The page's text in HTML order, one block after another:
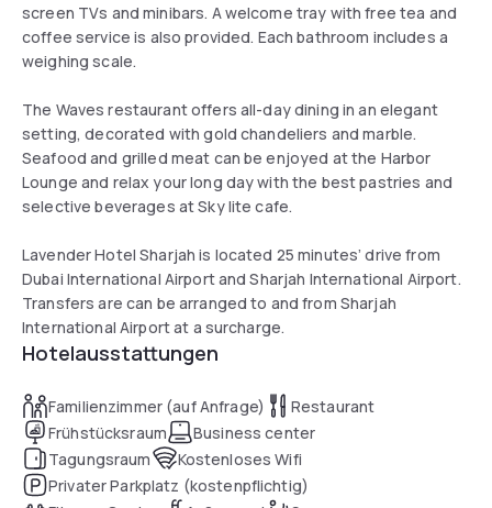
screen TVs and minibars. A welcome tray with free tea and
coffee service is also provided. Each bathroom includes a
weighing scale.
The Waves restaurant offers all-day dining in an elegant
setting, decorated with gold chandeliers and marble.
Seafood and grilled meat can be enjoyed at the Harbor
Lounge and relax your long day with the best pastries and
selective beverages at Sky lite cafe.
Lavender Hotel Sharjah is located 25 minutes’ drive from
Dubai International Airport and Sharjah International Airport.
Transfers are can be arranged to and from Sharjah
International Airport at a surcharge.
Hotelausstattungen
Familienzimmer (auf Anfrage)
Restaurant
Frühstücksraum
Business center
Tagungsraum
Kostenloses Wifi
Privater Parkplatz (kostenpflichtig)